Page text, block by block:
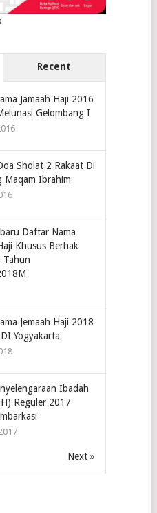
Recent
Jamaah Haji 2016
Gelombang I
Sholat 2 Rakaat Di
Maqam Ibrahim
Daftar Nama
Khusus Berhak
Tahun
Jemaah Haji 2018
Yogyakarta
Ibadah
Reguler 2017
Next »